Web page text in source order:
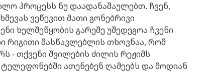
პროცესს ნუ დაადანაშაულებთ. ჩვენ,
ვეწევით მათი გონებრივი
ხელშეწყობის გარეშე უშედეგოა ჩვენი
რიგითი მასწავლებლის თხოვნაა, რომ
- თქვენი შვილების ძილის რეჟიმს
ათენებენ ღამეებს და მოდიან